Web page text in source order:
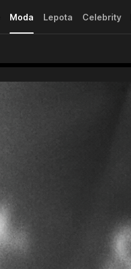
Moda Lepota Celebrity